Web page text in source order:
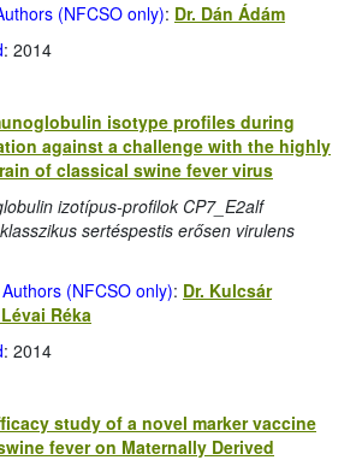
(NFCSO only): Dr. Dán Ádám
: 2014
isotype profiles during
against a challenge with the highly
of classical swine fever virus
izotípus-profilok CP7_E2alf
sertéspestis erősen virulens
(NFCSO only): Dr. Kulcsár
Réka
: 2014
study of a novel marker vaccine
fever on Maternally Derived